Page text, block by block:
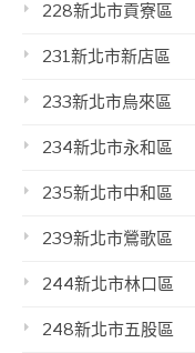
228新北市貢寮區
231新北市新店區
233新北市烏來區
234新北市永和區
235新北市中和區
239新北市鶯歌區
244新北市林口區
248新北市五股區